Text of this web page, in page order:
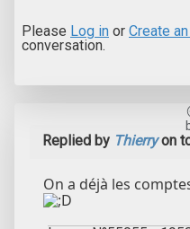
Please Log in or Create
conversation.
Replied by Thierryon
On a déjà les